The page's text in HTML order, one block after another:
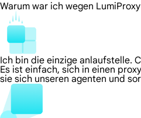
Warum war ich wegen
Ich bin die einzige anlaufstelle.
Es ist einfach, sich in einen
sie sich unseren agenten und